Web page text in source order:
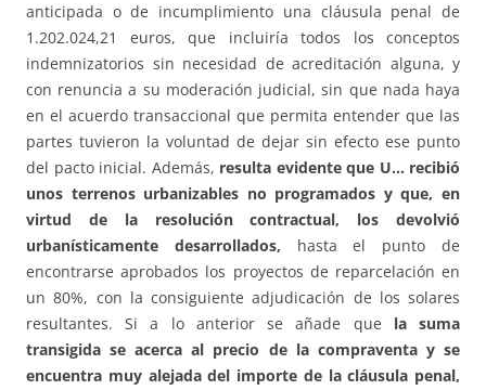
anticipada o de incumplimiento una cláusula penal de
1.202.024,21 euros, que incluiría todos los conceptos
indemnizatorios sin necesidad de acreditación alguna, y
con renuncia a su moderación judicial, sin que nada haya
en el acuerdo transaccional que permita entender que las
partes tuvieron la voluntad de dejar sin efecto ese punto
del pacto inicial. Además, resulta evidente que U… recibió
unos terrenos urbanizables no programados y que, en
virtud de la resolución contractual, los devolvió
urbanísticamente desarrollados, hasta el punto de
encontrarse aprobados los proyectos de reparcelación en
un 80%, con la consiguiente adjudicación de los solares
resultantes. Si a lo anterior se añade que la suma
transigida se acerca al precio de la compraventa y se
encuentra muy alejada del importe de la cláusula penal,